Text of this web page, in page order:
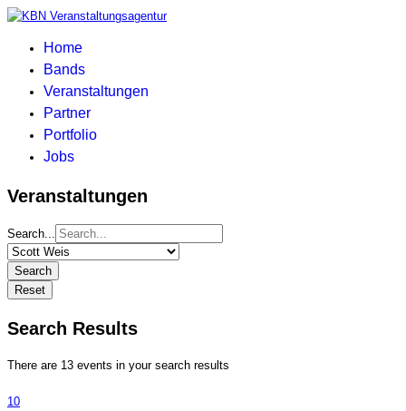
Home
Bands
Veranstaltungen
Partner
Portfolio
Jobs
Veranstaltungen
Search...
Search
Reset
Search Results
There are 13 events in your search results
10